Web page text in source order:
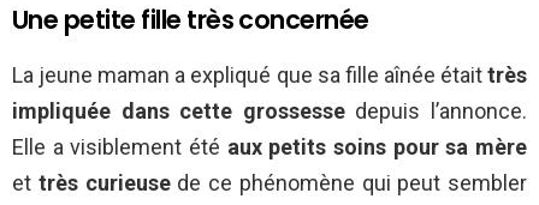
Une petite fille très concernée
La jeune maman a expliqué que sa fille aînée étaittrès
impliquée dans cette grossessedepuis l’annonce.
Elle a visiblement été aux petits soins pour sa mère
et très curieusede ce phénomène qui peut sembler